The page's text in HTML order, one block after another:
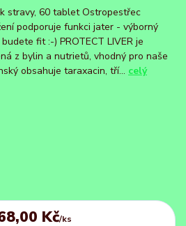
stravy, 60 tablet Ostropestřec
podporuje funkci jater - výborný
fit :-) PROTECT LIVER je
z bylin a nutrietů, vhodný pro naše
obsahuje taraxacin, tří... celý
Kč/ks